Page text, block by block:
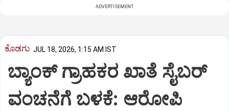
ADVERTISEMENT
ಕೊಡಗು JUL 18, 2026, 1:15 AM IST
ಬ್ಯಾಂಕ್ ಗ್ರಾಹಕರ ಖಾತೆ ಸೈಬರ್
ವಂಚನೆಗೆ ಬಳಕೆ: ಆರೋಪಿ